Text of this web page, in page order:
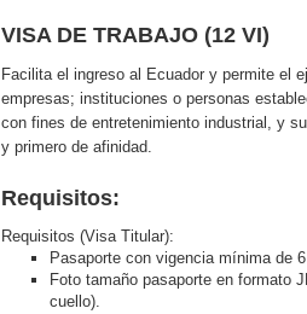
VISA DE TRABAJO (12 VI)
Facilita el ingreso al Ecuador y permite el
empresas; instituciones o personas
con fines de entretenimiento industrial, y
y primero de afinidad.
Requisitos:
Requisitos (Visa Titular):
Pasaporte con vigencia mínima de
Foto tamaño pasaporte en formato
cuello).